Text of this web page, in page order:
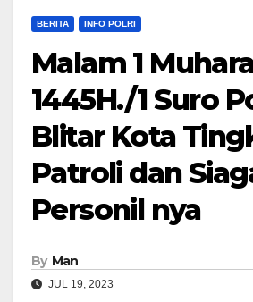
BERITA INFO POLRI
Malam 1
1445H./1 Suro
Blitar Kota
Patroli dan
Personil nya
By Man
JUL 19, 2023